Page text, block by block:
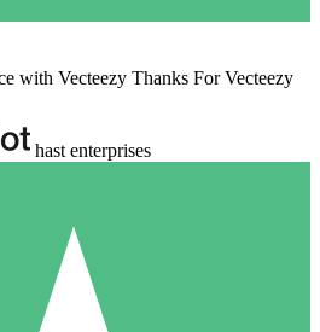
with Vecteezy Thanks For Vecteezy
hast enterprises